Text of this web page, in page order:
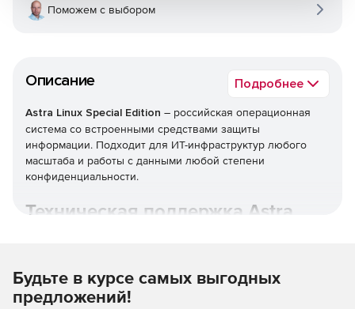
Описание Подробнее
Astra Linux Special Edition – российская операционная
система со встроенными средствами защиты
информации. Подходит для ИТ-инфраструктур любого
масштаба и работы с данными любой степени
конфиденциальности.
Техническая поддержка Astra
Поможем с выбором
Будьте в курсе самых выгодных
предложений!